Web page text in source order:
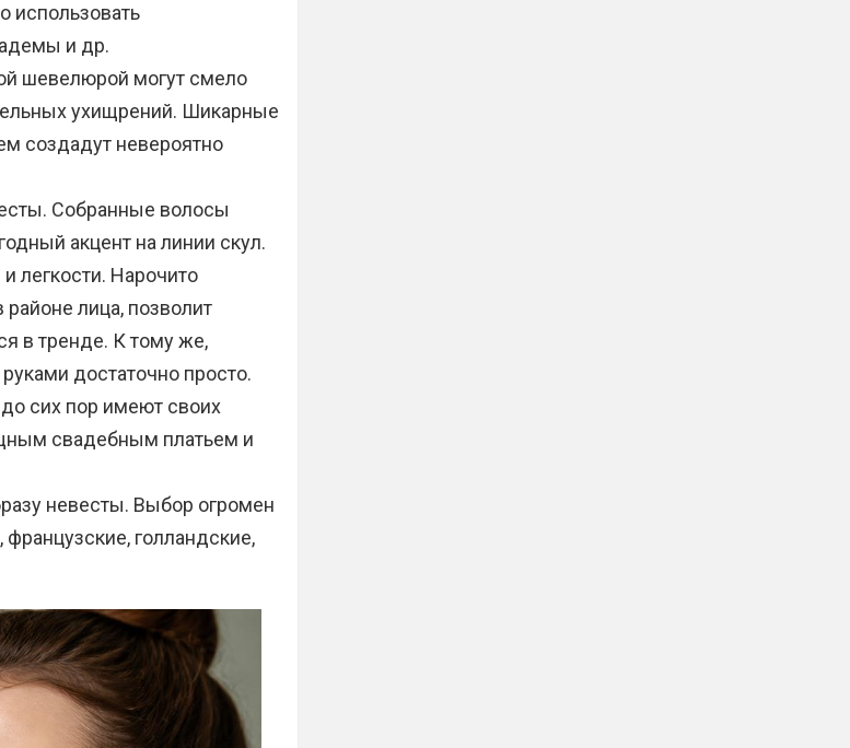
использовать
и др.
шевелюрой могут смело
ухищрений. Шикарные
создадут невероятно
Собранные волосы
акцент на линии скул.
легкости. Нарочито
лица, позволит
в тренде. К тому же,
достаточно просто.
сих пор имеют своих
свадебным платьем и
невесты. Выбор огромен
голландские,